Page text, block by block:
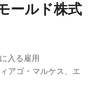
ールド株式
入る雇用
アゴ・マルケス、エ